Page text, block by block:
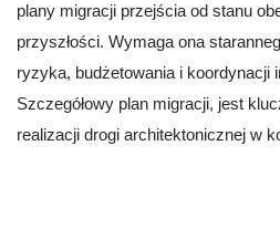
plany migracji przejścia od stanu
przyszłości. Wymaga ona
ryzyka, budżetowania i koordynacji
Szczegółowy plan migracji, jest
realizacji drogi architektonicznej w